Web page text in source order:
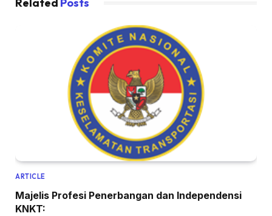
Related Posts
ARTICLE
Majelis Profesi Penerbangan dan Independensi
KNKT: